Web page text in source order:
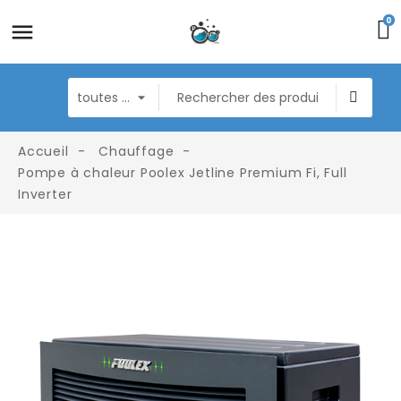
0
Accueil
Chauffage
Pompe à chaleur Poolex Jetline Premium Fi, Full
Inverter